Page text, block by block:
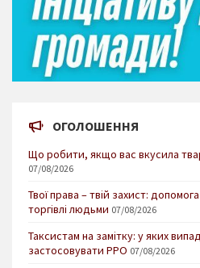
ОГОЛОШЕННЯ
Що робити, якщо вас вкусила
07/08/2026
Твої права – твій захист:
торгівлі людьми 07/08/2026
Таксистам на замітку: у яких
застосовувати РРО 07/08/2026